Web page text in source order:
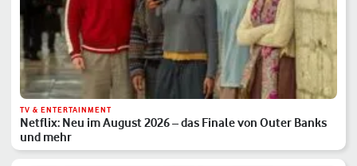
TV & ENTERTAINMENT
Netflix: Neu im August 2026 – das Finale von Outer Banks
und mehr